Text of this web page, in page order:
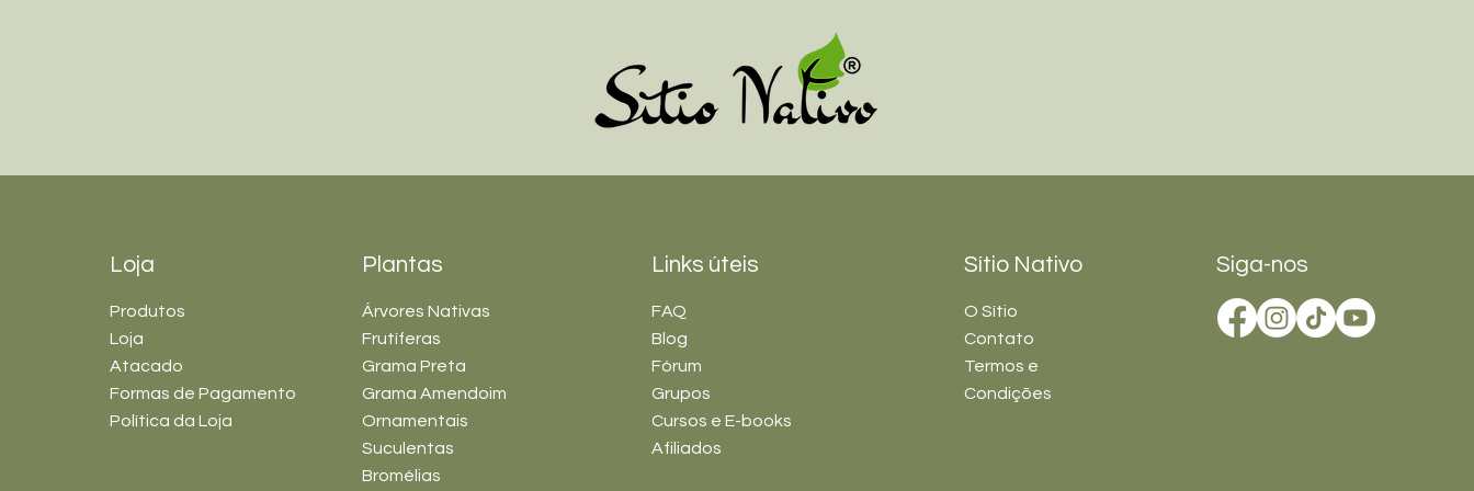
Loja
Produtos
Loja
Atacado
Formas de Pagamento
Política da Loja
Plantas
Árvores Nativas
Frutíferas
Grama Preta
Grama Amendoim
Ornamentais
Suculentas
Bromélias
Links úteis
FAQ
Blog
Fórum
Grupos
Cursos e E-books
Afiliados
Sítio Nativo
O Sítio
Contato
Termos e
Condições
Siga-nos